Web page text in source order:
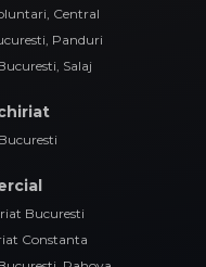
Central
Panduri
Salaj
Bucuresti
Constanta